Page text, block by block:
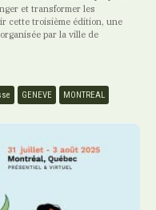
et transformer les
cette troisième édition, une
par la ville de
GENEVE MONTREAL